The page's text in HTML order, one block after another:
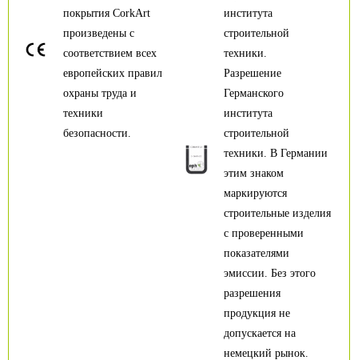
института
строительной
техники.
Разрешение
Германского
института
строительной
техники. В Германии
этим знаком
маркируются
строительные изделия
с проверенными
показателями
эмиссии. Без этого
разрешения
продукция не
допускается на
немецкий рынок.
покрытия CorkArt
произведены с
соответствием всех
европейских правил
охраны труда и
техники
безопасности.